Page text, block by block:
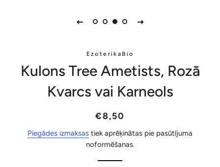
EzoterikaBio
Kulons Tree Ametists, Rozā
Kvarcs vai Karneols
Parastā
Akcijas
€8,50
Piegādes izmaksas tiek aprēķinātas pie pasūtījuma
noformēšanas.